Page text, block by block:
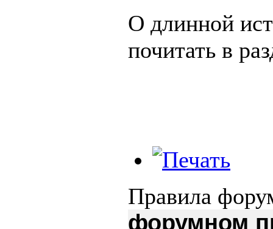
О длинной
почитать в
Правила
форумном